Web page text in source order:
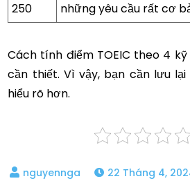
250
những yêu cầu rất cơ
Cách tính điểm TOEIC theo 4
cần thiết. Vì vậy, bạn cần lưu
hiểu rõ hơn.
22 Tháng 4,